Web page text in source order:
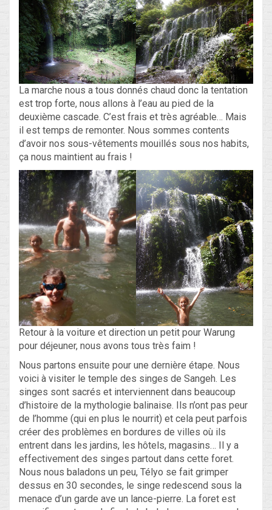
La marche nous a tous donnés chaud donc la tentation
est trop forte, nous allons à l’eau au pied de la
deuxième cascade. C’est frais et très agréable… Mais
il est temps de remonter. Nous sommes contents
d’avoir nos sous-vêtements mouillés sous nos habits,
ça nous maintient au frais !
Retour à la voiture et direction un petit pour Warung
pour déjeuner, nous avons tous très faim !
Nous partons ensuite pour une dernière étape. Nous
voici à visiter le temple des singes de Sangeh. Les
singes sont sacrés et interviennent dans beaucoup
d’histoire de la mythologie balinaise. Ils n’ont pas peur
de l’homme (qui en plus le nourrit) et cela peut parfois
créer des problèmes en bordures de villes où ils
entrent dans les jardins, les hôtels, magasins… Il y a
effectivement des singes partout dans cette foret.
Nous nous baladons un peu, Télyo se fait grimper
dessus en 30 secondes, le singe redescend sous la
menace d’un garde ave un lance-pierre. La foret est